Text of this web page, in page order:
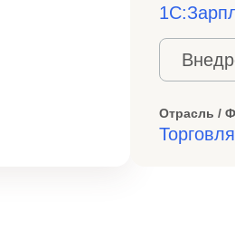
Отрасль /
Торговля